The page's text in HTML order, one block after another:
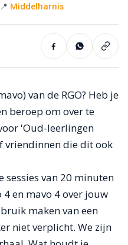
📍 Middelharnis
van de RGO? Heb je
beroep om over te
'Oud-leerlingen
vriendinnen die dit ook
sessies van 20 minuten
en mavo 4 over jouw
maken van een
niet verplicht. We zijn